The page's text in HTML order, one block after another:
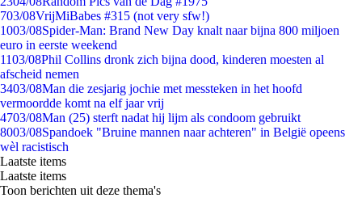
703/08VrijMiBabes #315 (not very sfw!)
1003/08Spider-Man: Brand New Day knalt naar bijna 800 miljoen
euro in eerste weekend
1103/08Phil Collins dronk zich bijna dood, kinderen moesten al
afscheid nemen
3403/08Man die zesjarig jochie met messteken in het hoofd
vermoordde komt na elf jaar vrij
4703/08Man (25) sterft nadat hij lijm als condoom gebruikt
8003/08Spandoek "Bruine mannen naar achteren" in België opeens
wèl racistisch
Laatste items
Laatste items
Toon berichten uit deze thema's